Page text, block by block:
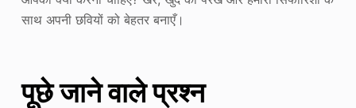
साथ अपनी छवियों को बेहतर बनाएँ।
पूछे जाने वाले प्रश्न